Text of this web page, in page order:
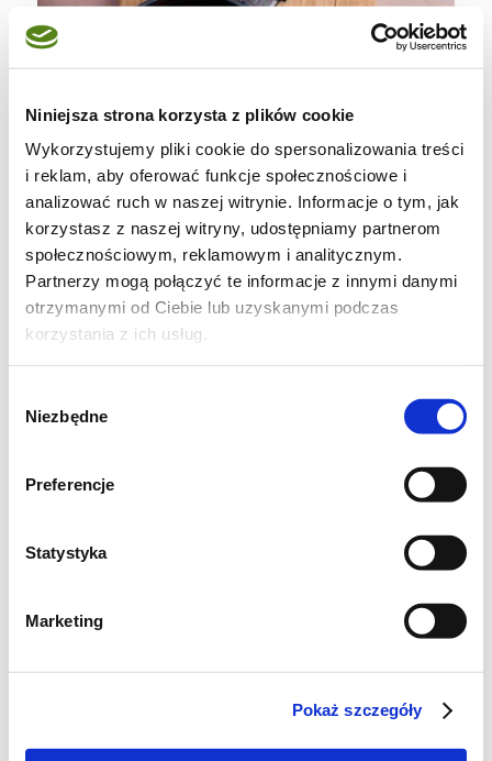
Niniejsza strona korzysta z plików cookie
Wykorzystujemy pliki cookie do spersonalizowania treści
i reklam, aby oferować funkcje społecznościowe i
analizować ruch w naszej witrynie. Informacje o tym, jak
korzystasz z naszej witryny, udostępniamy partnerom
społecznościowym, reklamowym i analitycznym.
Partnerzy mogą połączyć te informacje z innymi danymi
otrzymanymi od Ciebie lub uzyskanymi podczas
korzystania z ich usług.
zgody
Niezbędne
Preferencje
Statystyka
Marketing
Pokaż szczegóły
Krok 2
Twaróg rozgnieć widelcem, dodaj śmietanę,
olej Kujawski BIO lniany tłoczony na zimno i
wymieszaj.